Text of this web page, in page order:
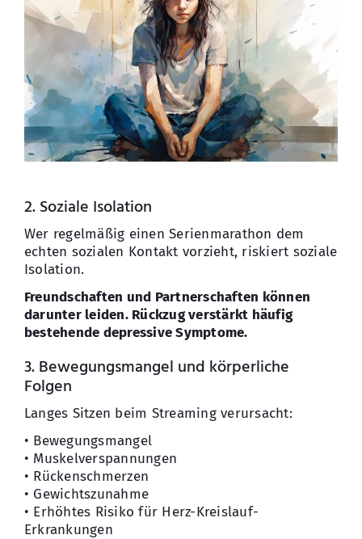
2. Soziale Isolation
Wer regelmäßig einen Serienmarathon dem
echten sozialen Kontakt vorzieht, riskiert soziale
Isolation.
Freundschaften und Partnerschaften können
darunter leiden. Rückzug verstärkt häufig
bestehende depressive Symptome.
3. Bewegungsmangel und körperliche
Folgen
Langes Sitzen beim Streaming verursacht:
• Bewegungsmangel
• Muskelverspannungen
• Rückenschmerzen
• Gewichtszunahme
• Erhöhtes Risiko für Herz-Kreislauf-
Erkrankungen